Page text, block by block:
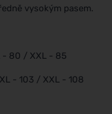
vysokým pasem.
- 80 / XXL - 85
- 103 / XXL - 108